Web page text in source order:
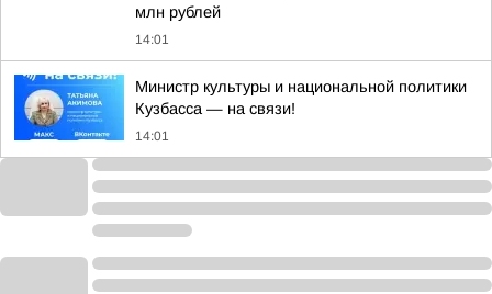
млн рублей
14:01
Министр культуры и национальной политики
Кузбасса — на связи!
14:01